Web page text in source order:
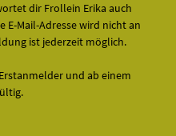
dir Frollein Erika auch
E-Mail-Adresse wird nicht an
ist jederzeit möglich.
und ab einem